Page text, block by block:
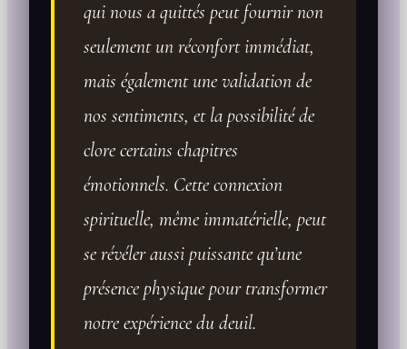
qui nous a quittés peut fournir non
seulement un réconfort immédiat,
mais également une validation de
nos sentiments, et la possibilité de
clore certains chapitres
émotionnels. Cette connexion
spirituelle, même immatérielle, peut
se révéler aussi puissante qu’une
présence physique pour transformer
notre expérience du deuil.